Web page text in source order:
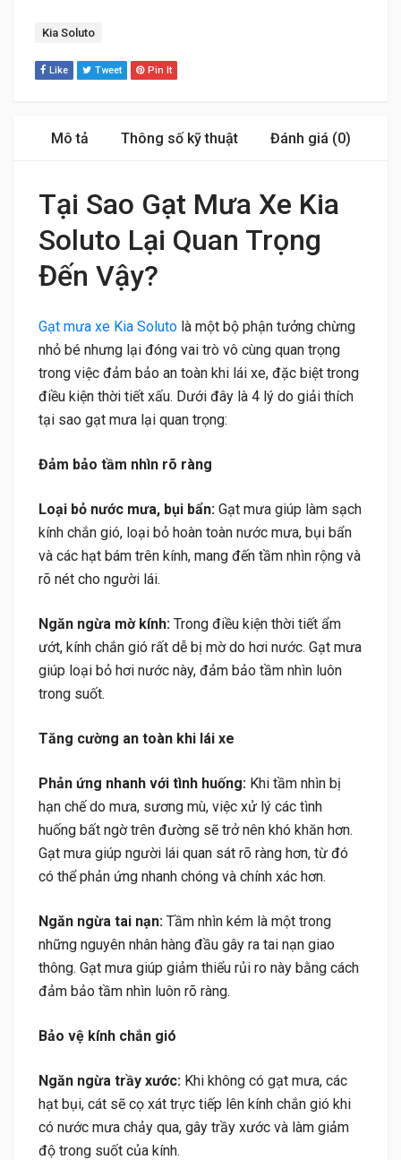
Tag:
Kia Soluto
Like Tweet Pin It
Mô tả Thông số kỹ thuật Đánh giá (0)
Tại Sao Gạt Mưa Xe Kia
Soluto Lại Quan Trọng
Đến Vậy?
Gạt mưa xe Kia Soluto là một bộ phận tưởng chừng
nhỏ bé nhưng lại đóng vai trò vô cùng quan trọng
trong việc đảm bảo an toàn khi lái xe, đặc biệt trong
điều kiện thời tiết xấu. Dưới đây là 4 lý do giải thích
tại sao gạt mưa lại quan trọng:
Đảm bảo tầm nhìn rõ ràng
Loại bỏ nước mưa, bụi bẩn: Gạt mưa giúp làm sạch
kính chắn gió, loại bỏ hoàn toàn nước mưa, bụi bẩn
và các hạt bám trên kính, mang đến tầm nhìn rộng và
rõ nét cho người lái.
Ngăn ngừa mờ kính: Trong điều kiện thời tiết ẩm
ướt, kính chắn gió rất dễ bị mờ do hơi nước. Gạt mưa
giúp loại bỏ hơi nước này, đảm bảo tầm nhìn luôn
trong suốt.
Tăng cường an toàn khi lái xe
Phản ứng nhanh với tình huống: Khi tầm nhìn bị
hạn chế do mưa, sương mù, việc xử lý các tình
huống bất ngờ trên đường sẽ trở nên khó khăn hơn.
Gạt mưa giúp người lái quan sát rõ ràng hơn, từ đó
có thể phản ứng nhanh chóng và chính xác hơn.
Ngăn ngừa tai nạn: Tầm nhìn kém là một trong
những nguyên nhân hàng đầu gây ra tai nạn giao
thông. Gạt mưa giúp giảm thiểu rủi ro này bằng cách
đảm bảo tầm nhìn luôn rõ ràng.
Bảo vệ kính chắn gió
Ngăn ngừa trầy xước: Khi không có gạt mưa, các
hạt bụi, cát sẽ cọ xát trực tiếp lên kính chắn gió khi
có nước mưa chảy qua, gây trầy xước và làm giảm
độ trong suốt của kính.